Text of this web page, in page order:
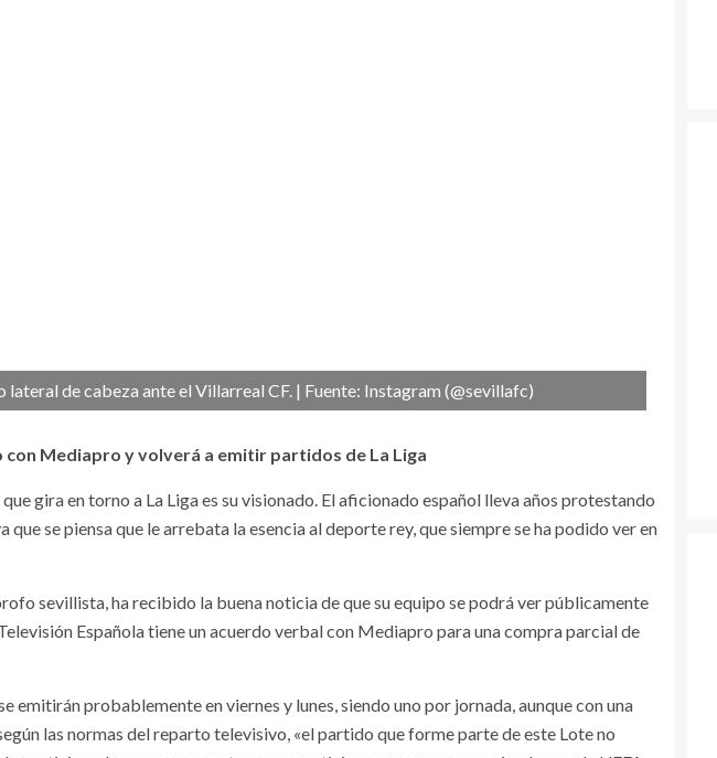
lateral de cabeza ante el Villarreal CF. | Fuente: Instagram (@sevillafc)
con Mediapro y volverá a emitir partidos de La Liga
gira en torno a La Liga es su visionado. El aficionado español lleva años protestando
se piensa que le arrebata la esencia al deporte rey, que siempre se ha podido ver en
sevillista, ha recibido la buena noticia de que su equipo se podrá ver públicamente
Española tiene un acuerdo verbal con Mediapro para una compra parcial de
emitirán probablemente en viernes y lunes, siendo uno por jornada, aunque con una
las normas del reparto televisivo, «el partido que forme parte de este Lote no